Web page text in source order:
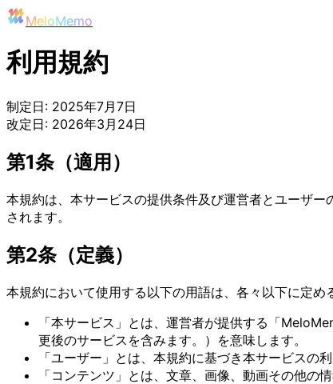
MeloMemo
利用規約
制定日: 2025年7月7日
改定日: 2026年3月24日
第1条（適用）
本規約は、本サービスの提供条件及び運営者とユーザ
されます。
第2条（定義）
本規約において使用する以下の用語は、各々以下に定め
「本サービス」とは、運営者が提供する「
更後のサービスを含みます。）を意味します。
「ユーザー」とは、本規約に基づき本サービスの
「コンテンツ」とは、文章、画像、動画その他の情